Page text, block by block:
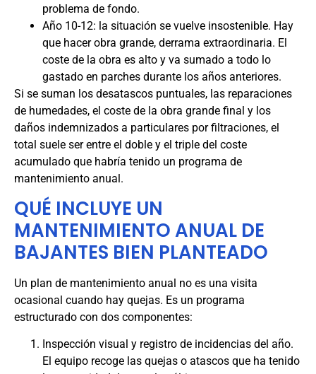
problema de fondo.
Año 10-12: la situación se vuelve insostenible. Hay
que hacer obra grande, derrama extraordinaria. El
coste de la obra es alto y va sumado a todo lo
gastado en parches durante los años anteriores.
Si se suman los desatascos puntuales, las reparaciones
de humedades, el coste de la obra grande final y los
daños indemnizados a particulares por filtraciones, el
total suele ser entre el doble y el triple del coste
acumulado que habría tenido un programa de
mantenimiento anual.
QUÉ INCLUYE UN
MANTENIMIENTO ANUAL DE
BAJANTES BIEN PLANTEADO
Un plan de mantenimiento anual no es una visita
ocasional cuando hay quejas. Es un programa
estructurado con dos componentes:
Inspección visual y registro de incidencias del año.
El equipo recoge las quejas o atascos que ha tenido